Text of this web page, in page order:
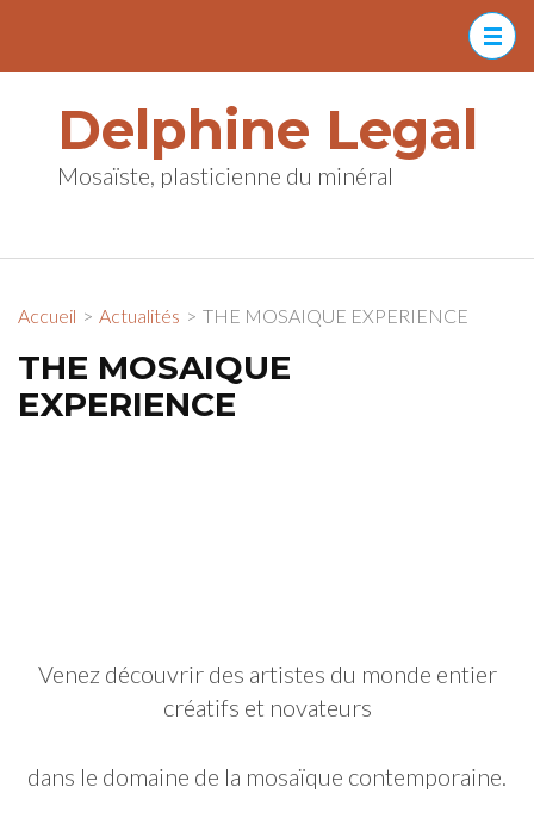
(Pressez
Entrée)Delphine Legal
Mosaïste, plasticienne du minéral
Accueil > Actualités > THE MOSAIQUE EXPERIENCE
THE MOSAIQUE
EXPERIENCE
Venez découvrir des artistes du monde entier
créatifs et novateurs
dans le domaine de la mosaïque contemporaine.